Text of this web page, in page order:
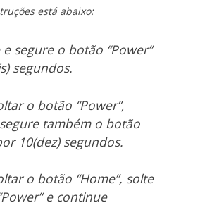
está abaixo:
e segure o botão “Power”
segundos.
o botão “Power”,
também o botão
10(dez) segundos.
o botão “Home”, solte
e continue